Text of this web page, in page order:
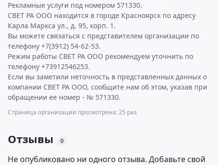
Рекламные услуги под номером 571330.
СВЕТ РА ООО находится в городе Красноярск по адресу
Карла Маркса ул., д. 95, корп. 1.
Вы можете связаться с представителем организации по
телефону +7(3912) 54-62-53.
Режим работы СВЕТ РА ООО рекомендуем уточнить по
телефону +73912546253.
Если вы заметили неточность в представленных данных о
компании СВЕТ РА ООО, сообщите нам об этом, указав при
обращении ее номер - № 571330.
Страница организации просмотрена: 25 раз
Отзывы 0
Не опубликовано ни одного отзыва. Добавьте свой